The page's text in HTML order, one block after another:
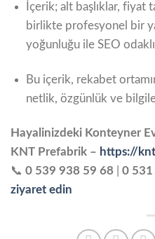
İçerik; alt başlıklar, fiyat
birlikte profesyonel bir
yoğunluğu ile SEO odaklı
Bu içerik, rekabet
netlik, özgünlük ve
Hayalinizdeki Konteyner
KNT Prefabrik – https://
📞 0 539 938 59 68 0 531
ziyaret edin